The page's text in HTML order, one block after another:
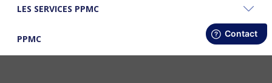
LES SERVICES PPMC
PPMC